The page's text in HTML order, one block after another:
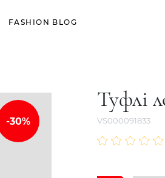
FASHION BLOG
Туфлі
VS000091833